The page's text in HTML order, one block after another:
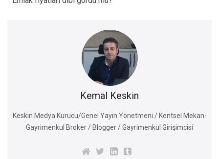
Kemal Keskin
Keskin Medya Kurucu/Genel Yayın Yönetmeni / Kentsel Mekan-
Gayrimenkul Broker / Blogger / Gayrimenkul Girişimcisi